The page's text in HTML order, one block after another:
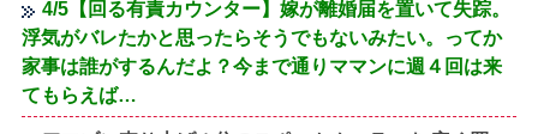
4/5【回る有責カウンター】嫁が離婚届を置いて失踪。
浮気がバレたかと思ったらそうでもないみたい。ってか
家事は誰がするんだよ？今まで通りママンに週４回は来
てもらえば…